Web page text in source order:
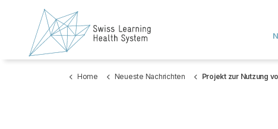
Home Neueste Nachrichten Projekt zur Nutzung von Qualitätsinformationen im